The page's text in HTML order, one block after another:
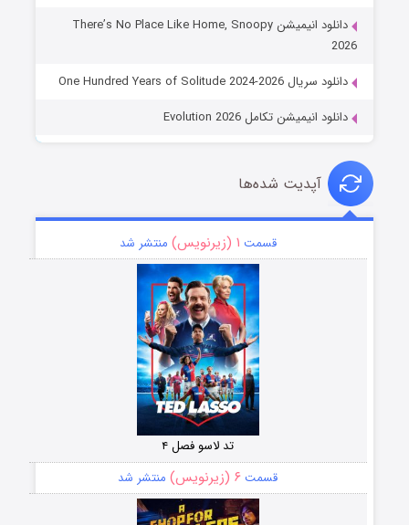
دانلود انیمیشن There’s No Place Like Home, Snoopy
2026
دانلود سریال One Hundred Years of Solitude 2024-2026
دانلود انیمیشن تکامل Evolution 2026
آپدیت شده‌ها
قسمت ۱ (زیرنویس) منتشر شد
تد لاسو فصل ۴
قسمت ۶ (زیرنویس) منتشر شد